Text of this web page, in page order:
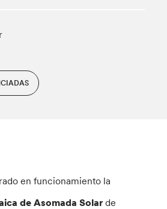
en funcionamiento la
de Asomada Solar de